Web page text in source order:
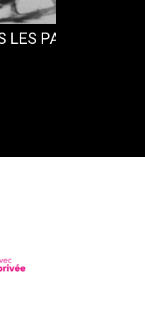
LES PALMIERS